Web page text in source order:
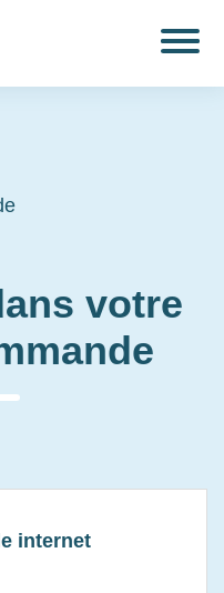
votre
internet